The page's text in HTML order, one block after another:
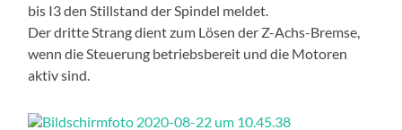
bis I3 den Stillstand der Spindel meldet.
Der dritte Strang dient zum Lösen der Z-Achs-Bremse,
wenn die Steuerung betriebsbereit und die Motoren
aktiv sind.